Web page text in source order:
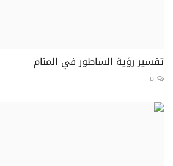
تفسير رؤية الساطور في المنام
0